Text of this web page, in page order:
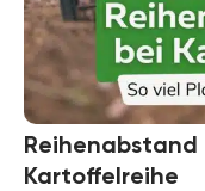
Reihenabstand
Kartoffelreihe